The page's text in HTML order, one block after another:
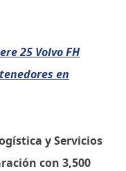
25 Volvo FH
en
y Servicios
con 3,500